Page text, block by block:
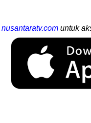
nusantaratv.com untuk